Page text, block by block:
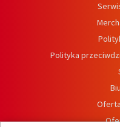
Polityka